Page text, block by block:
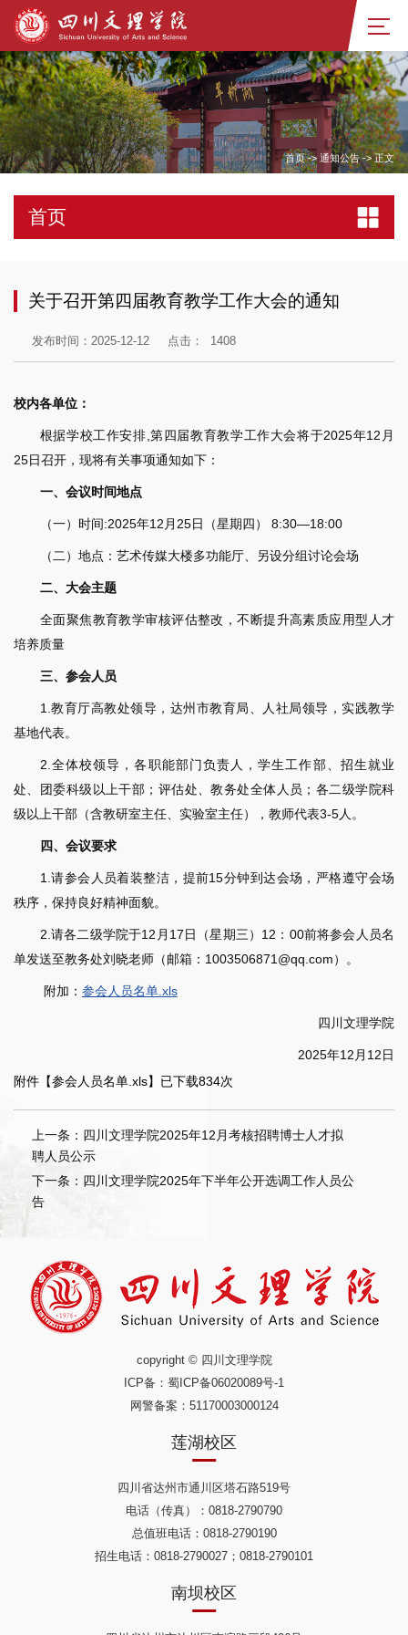
首页-> 通知公告->正文
首页
关于召开第四届教育教学工作大会的通知
发布时间：2025-12-12 点击： 1408
校内各单位：
根据学校工作安排,第四届教育教学工作大会将于2025年12月
25日召开，现将有关事项通知如下：
一、会议时间地点
（一）时间:2025年12月25日（星期四） 8:30—18:00
（二）地点：艺术传媒大楼多功能厅、另设分组讨论会场
二、大会主题
全面聚焦教育教学审核评估整改，不断提升高素质应用型人才
培养质量
三、参会人员
1.教育厅高教处领导，达州市教育局、人社局领导，实践教学
基地代表。
2.全体校领导，各职能部门负责人，学生工作部、招生就业
处、团委科级以上干部；评估处、教务处全体人员；各二级学院科
级以上干部（含教研室主任、实验室主任），教师代表3-5人。
四、会议要求
1.请参会人员着装整洁，提前15分钟到达会场，严格遵守会场
秩序，保持良好精神面貌。
2.请各二级学院于12月17日（星期三）12：00前将参会人员名
单发送至教务处刘晓老师（邮箱：1003506871@qq.com）。
附加： 参会人员名单.xls
四川文理学院
2025年12月12日
附件【参会人员名单.xls】已下载834次
上一条：四川文理学院2025年12月考核招聘博士人才拟
聘人员公示
下一条：四川文理学院2025年下半年公开选调工作人员公
告
copyright © 四川文理学院
ICP备： 蜀ICP备06020089号-1
网警备案：51170003000124
莲湖校区
四川省达州市通川区塔石路519号
电话（传真）：0818-2790790
总值班电话：0818-2790190
招生电话：0818-2790027；0818-2790101
南坝校区